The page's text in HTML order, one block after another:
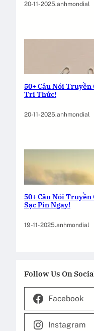
20-11-2025.anhmondial
50+ Câu Nói Truyền
Tri Thức!
20-11-2025.anhmondial
50+ Câu Nói
Sạc Pin Ngay!
19-11-2025.anhmondial
Follow Us On
Facebook
Instagram